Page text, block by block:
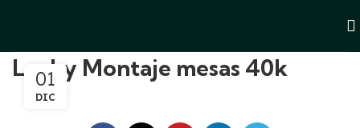
Locky Montaje mesas 40k
01
DIC